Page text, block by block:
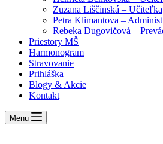
Zuzana Liščinská – Učiteľka
Petra Klimantova –
Rebeka Dugovičová –
Priestory MŠ
Harmonogram
Stravovanie
Prihláška
Blogy & Akcie
Kontakt
Menu